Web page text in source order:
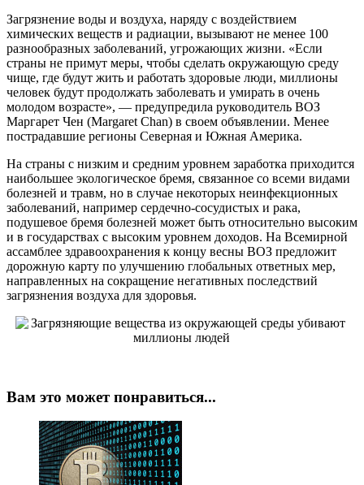
Загрязнение воды и воздуха, наряду с воздействием
химических веществ и радиации, вызывают не менее 100
разнообразных заболеваний, угрожающих жизни. «Если
страны не примут меры, чтобы сделать окружающую среду
чище, где будут жить и работать здоровые люди, миллионы
человек будут продолжать заболевать и умирать в очень
молодом возрасте», — предупредила руководитель ВОЗ
Маргарет Чен (Margaret Chan) в своем объявлении. Менее
пострадавшие регионы Северная и Южная Америка.
На страны с низким и средним уровнем заработка приходится
наибольшее экологическое бремя, связанное со всеми видами
болезней и травм, но в случае некоторых неинфекционных
заболеваний, например сердечно-сосудистых и рака,
подушевое бремя болезней может быть относительно высоким
и в государствах с высоким уровнем доходов. На Всемирной
ассамблее здравоохранения к концу весны ВОЗ предложит
дорожную карту по улучшению глобальных ответных мер,
направленных на сокращение негативных последствий
загрязнения воздуха для здоровья.
Вам это может понравиться...